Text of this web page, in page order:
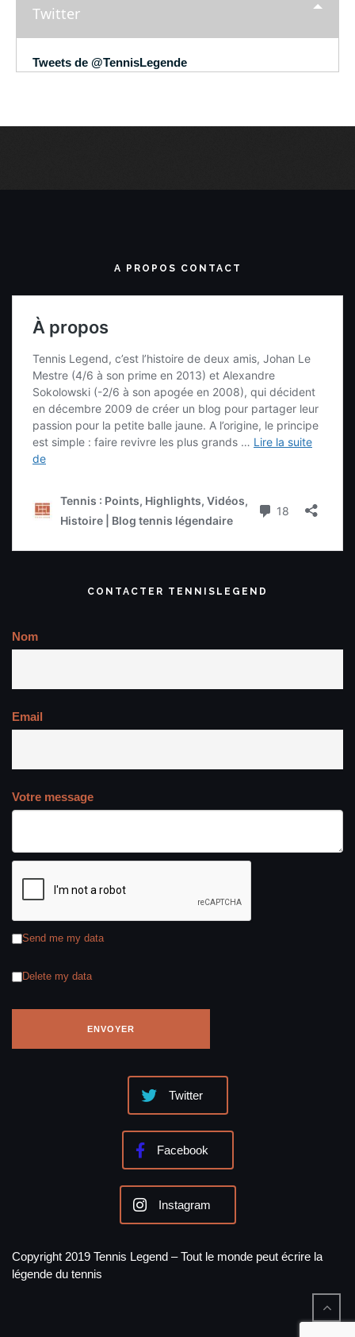
Twitter
Tweets de @TennisLegende
A PROPOS CONTACT
CONTACTER TENNISLEGEND
Nom
Email
Votre message
Send me my data
Delete my data
Twitter
Facebook
Instagram
Copyright 2019 Tennis Legend – Tout le monde peut écrire la
légende du tennis